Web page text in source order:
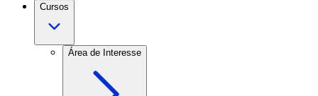
Cursos
Área de Interesse